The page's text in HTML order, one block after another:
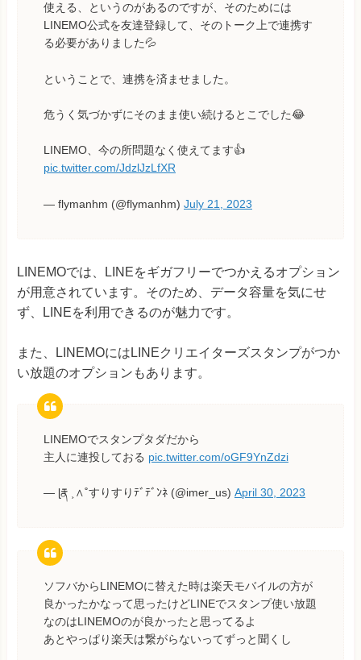
使える、というのがあるのですが、そのためには
LINEMO公式を友達登録して、そのトーク上で連携す
る必要がありました💦
ということで、連携を済ませました。
危うく気づかずにそのまま使い続けるとこでした😂
LINEMO、今の所問題なく使えてます👍
pic.twitter.com/JdzlJzLfXR
— flymanhm (@flymanhm) July 21, 2023
LINEMOでは、LINEをギガフリーでつかえるオプション
が用意されています。そのため、データ容量を気にせ
ず、LINEを利用できるのが魅力です。
また、LINEMOにはLINEクリエイターズスタンプがつか
い放題のオプションもあります。
LINEMOでスタンプタダだから
主人に連投しておる pic.twitter.com/oGF9YnZdzi
— ɭརྣ ˲∧˚すりすりﾃﾞﾃﾞﾝﾈ (@imer_us) April 30, 2023
ソフバからLINEMOに替えた時は楽天モバイルの方が
良かったかなって思ったけどLINEでスタンプ使い放題
なのはLINEMOのが良かったと思ってるよ
あとやっぱり楽天は繋がらないってずっと聞くし